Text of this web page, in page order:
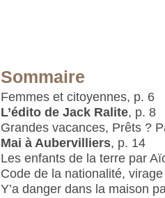
Sommaire
Femmes et citoyennes, p. 6
L’édito de Jack Ralite, p. 8
Grandes vacances, Prêts ?
Mai à Aubervilliers, p. 14
Les enfants de la terre par
Code de la nationalité,
Y’a danger dans la maison